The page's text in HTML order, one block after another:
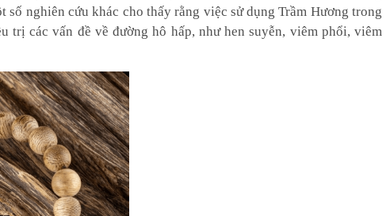
nghiên cứu khác cho thấy rằng việc sử dụng Trầm Hương trong
các vấn đề về đường hô hấp, như hen suyễn, viêm phổi, viêm